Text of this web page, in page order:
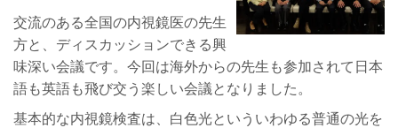
交流のある全国の内視鏡医の先生
方と、ディスカッションできる興
味深い会議です。今回は海外からの先生も参加されて日本
語も英語も飛び交う楽しい会議となりました。
基本的な内視鏡検査は、白色光といういわゆる普通の光を